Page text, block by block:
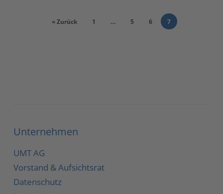
« Zurück 1 … 5 6 7
Unternehmen
UMT AG
Vorstand & Aufsichtsrat
Datenschutz